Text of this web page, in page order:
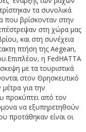
τα συνολικά
που βρίσκονταν στην
στη χώρα μας
και στη συνέχεια
πτήση της Aegean,
η FedHATTA
με τα τουριστικά
στον Θρησκευτικό
για την
προκύπτει από τον
να εξυπηρετηθούν
προτάθηκαν είναι οι